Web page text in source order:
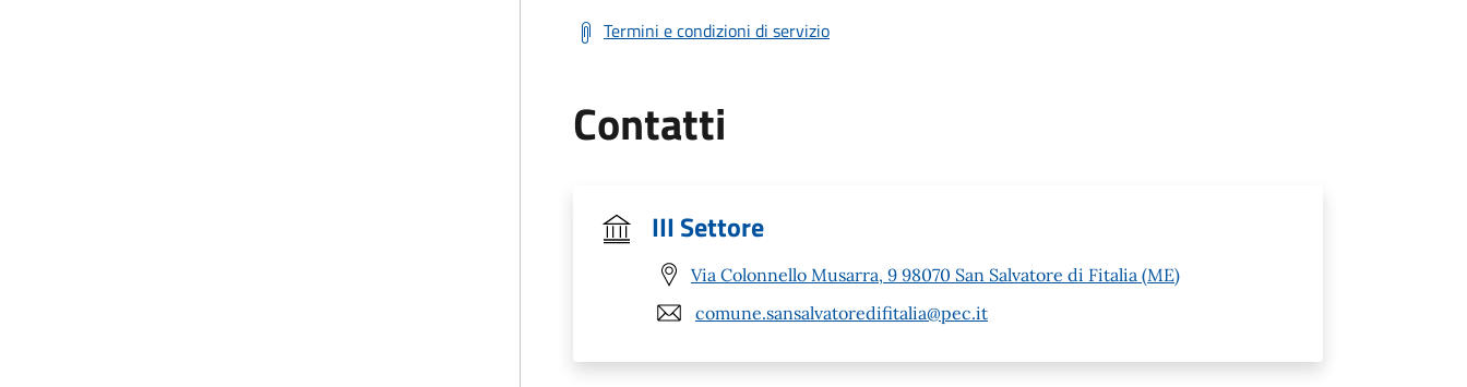
Termini e condizioni di servizio
Contatti
III Settore
Via Colonnello Musarra, 9 98070 San Salvatore di Fitalia (ME)
comune.sansalvatoredifitalia@pec.it